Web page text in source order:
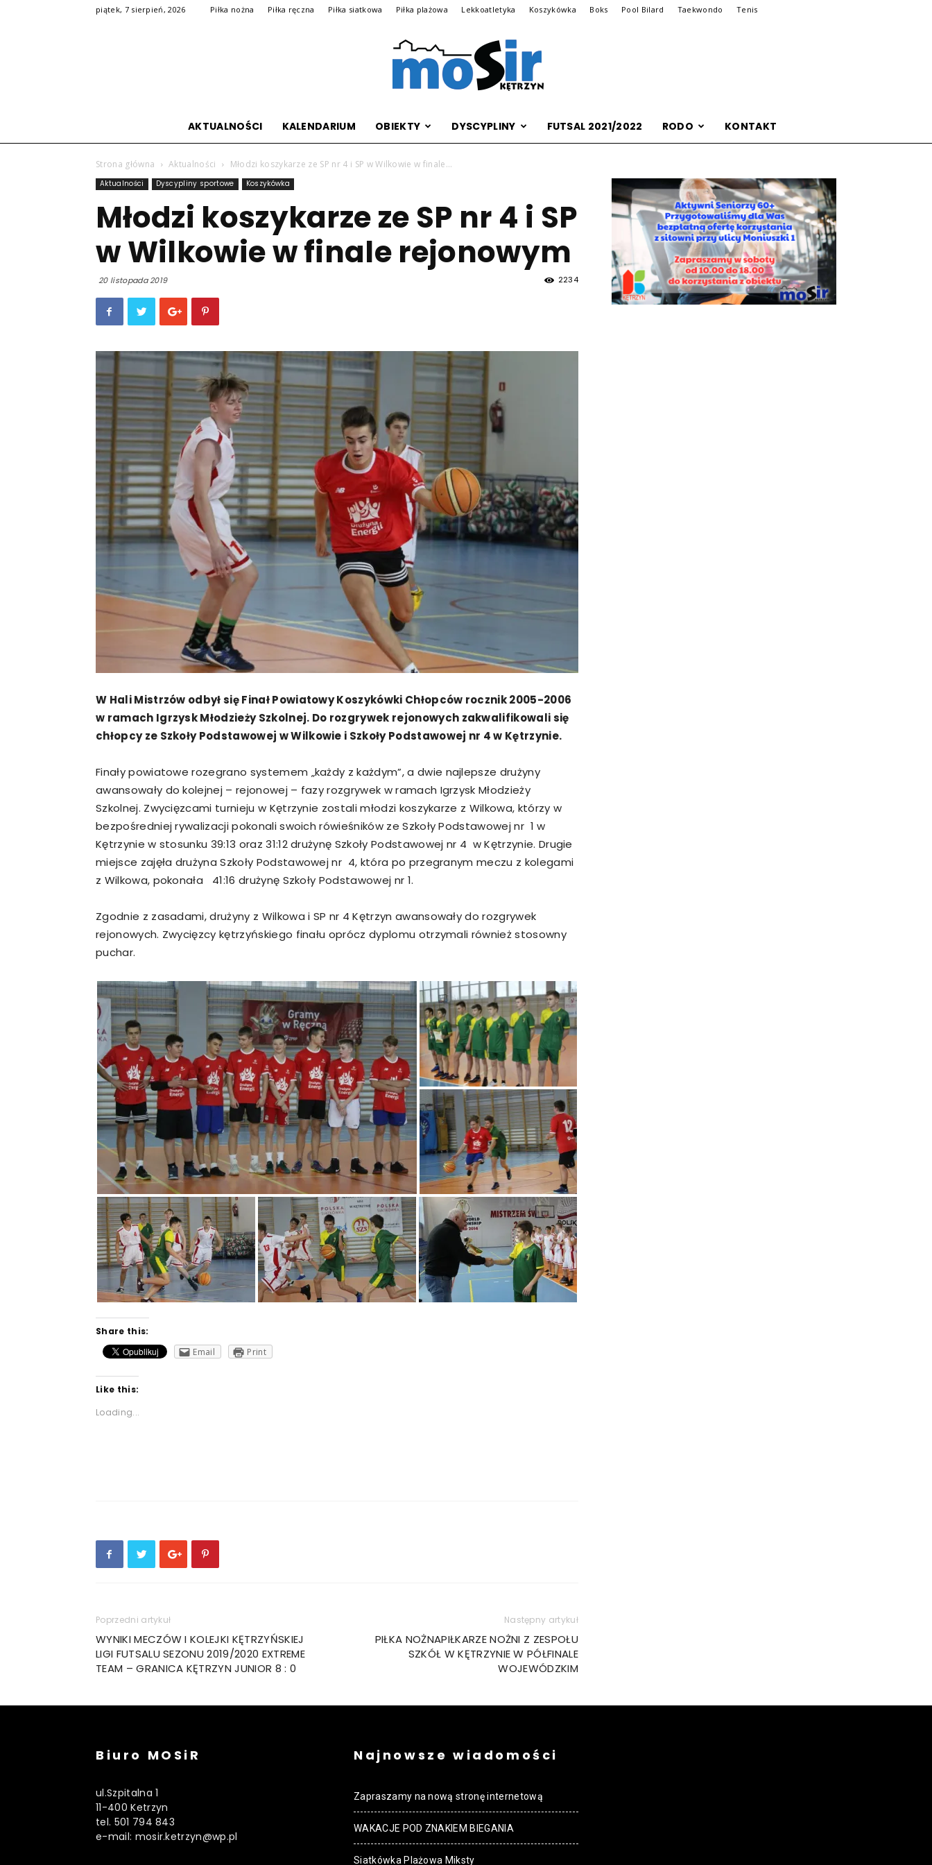
piątek, 7 sierpień, 2026 Piłka nożna Piłka ręczna Piłka siatkowa Piłka plażowa Lekkoatletyka Koszykówka Boks Pool Bilard Taekwondo Tenis
Archiwalna
wersja
MOSiR
Kętrzyn
AKTUALNOŚCI KALENDARIUM OBIEKTY DYSCYPLINY FUTSAL 2021/2022 RODO KONTAKT
Strona główna Aktualności Młodzi koszykarze ze SP nr 4 i SP w Wilkowie w finale...
Aktualności Dyscypliny sportowe Koszykówka
Młodzi koszykarze ze SP nr 4 i SP
w Wilkowie w finale rejonowym
20 listopada 2019 2234
W Hali Mistrzów odbył się Finał Powiatowy Koszykówki Chłopców rocznik 2005-2006
w ramach Igrzysk Młodzieży Szkolnej. Do rozgrywek rejonowych zakwalifikowali się
chłopcy ze Szkoły Podstawowej w Wilkowie i Szkoły Podstawowej nr 4 w Kętrzynie.
Finały powiatowe rozegrano systemem „każdy z każdym”, a dwie najlepsze drużyny
awansowały do kolejnej – rejonowej – fazy rozgrywek w ramach Igrzysk Młodzieży
Szkolnej. Zwycięzcami turnieju w Kętrzynie zostali młodzi koszykarze z Wilkowa, którzy w
bezpośredniej rywalizacji pokonali swoich rówieśników ze Szkoły Podstawowej nr 1 w
Kętrzynie w stosunku 39:13 oraz 31:12 drużynę Szkoły Podstawowej nr 4 w Kętrzynie. Drugie
miejsce zajęła drużyna Szkoły Podstawowej nr 4, która po przegranym meczu z kolegami
z Wilkowa, pokonała 41:16 drużynę Szkoły Podstawowej nr 1.
Zgodnie z zasadami, drużyny z Wilkowa i SP nr 4 Kętrzyn awansowały do rozgrywek
rejonowych. Zwycięzcy kętrzyńskiego finału oprócz dyplomu otrzymali również stosowny
puchar.
Share this:
Email
Print
Like this:
Loading...
Poprzedni artykuł
WYNIKI MECZÓW I KOLEJKI KĘTRZYŃSKIEJ
LIGI FUTSALU SEZONU 2019/2020 EXTREME
TEAM – GRANICA KĘTRZYN JUNIOR 8 : 0
Następny artykuł
PIŁKA NOŻNAPIŁKARZE NOŻNI Z ZESPOŁU
SZKÓŁ W KĘTRZYNIE W PÓŁFINALE
WOJEWÓDZKIM
Biuro MOSiR
ul.Szpitalna 1
11-400 Ketrzyn
tel. 501 794 843
e-mail: mosir.ketrzyn@wp.pl
Najnowsze wiadomości
Zapraszamy na nową stronę internetową
WAKACJE POD ZNAKIEM BIEGANIA
Siatkówka Plażowa Miksty